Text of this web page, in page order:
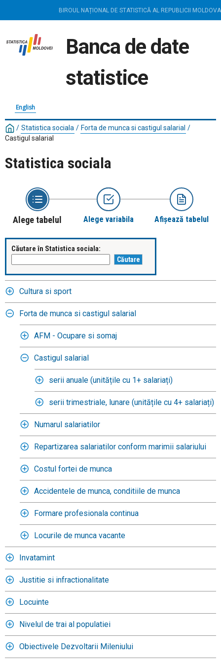
BIROUL NAȚIONAL DE STATISTICĂ AL REPUBLICII MOLDOVA
Banca de date
statistice
English
/ Statistica sociala / Forta de munca si castigul salarial /
Castigul salarial
Statistica sociala
Alege tabelul Alege variabila Afișează tabelul
Căutare în Statistica sociala:
Cultura si sport
Forta de munca si castigul salarial
AFM - Ocupare si somaj
Castigul salarial
serii anuale (unitățile cu 1+ salariați)
serii trimestriale, lunare (unitățile cu 4+ salariați)
Numarul salariatilor
Repartizarea salariatilor conform marimii salariului
Costul fortei de munca
Accidentele de munca, conditiile de munca
Formare profesionala continua
Locurile de munca vacante
Invatamint
Justitie si infractionalitate
Locuinte
Nivelul de trai al populatiei
Obiectivele Dezvoltarii Mileniului